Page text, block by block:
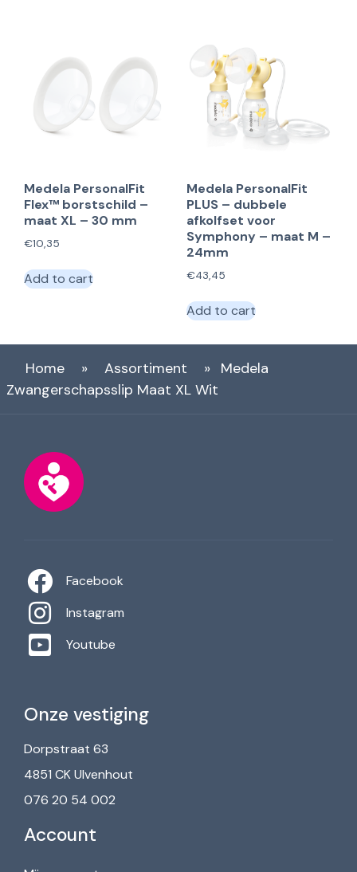
Medela PersonalFit
Flex™ borstschild –
maat XL – 30 mm
€10,35
Add to cart
Medela PersonalFit
PLUS – dubbele
afkolfset voor
Symphony – maat M –
24mm
€43,45
Add to cart
Home » Assortiment »
Medela
Zwangerschapsslip Maat XL Wit
Facebook
Instagram
Youtube
Onze vestiging
Dorpstraat 63
4851 CK Ulvenhout
076 20 54 002
Account